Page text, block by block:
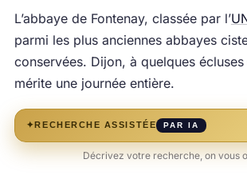
L’abbaye de Fontenay, classée par l’
parmi les plus anciennes abbayes
conservées. Dijon, à quelques
mérite une journée entière.
✦ RECHERCHE ASSISTÉE PAR IA
Décrivez votre recherche, on vous